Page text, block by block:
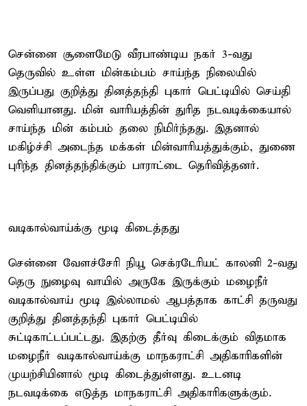
சென்னை சூளைமேடு வீரபாண்டிய நகர் 3-வது
தெருவில் உள்ள மின்கம்பம் சாய்ந்த நிலையில்
இருப்பது குறித்து தினத்தந்தி புகார் பெட்டியில் செய்தி
வெளியானது. மின் வாரியத்தின் துரித நடவடிக்கையால்
சாய்ந்த மின் கம்பம் தலை நிமிர்ந்தது. இதனால்
மகிழ்ச்சி அடைந்த மக்கள் மின்வாரியத்துக்கும், துணை
புரிந்த தினத்தந்திக்கும் பாராட்டை தெரிவித்தனர்.
வடிகால்வாய்க்கு மூடி கிடைத்தது
சென்னை வேளச்சேரி நியூ செக்ரடேரியட் காலனி 2-வது
தெரு நுழைவு வாயில் அருகே இருக்கும் மழைநீர்
வடிகால்வாய் மூடி இல்லாமல் ஆபத்தாக காட்சி தருவது
குறித்து தினத்தந்தி புகார் பெட்டியில்
சுட்டிகாட்டப்பட்டது. இதற்கு தீர்வு கிடைக்கும் விதமாக
மழைநீர் வடிகால்வாய்க்கு மாநகராட்சி அதிகாரிகளின்
முயற்சியினால் மூடி கிடைத்துள்ளது. உடனடி
நடவடிக்கை எடுத்த மாநகராட்சி அதிகாரிகளுக்கும்.